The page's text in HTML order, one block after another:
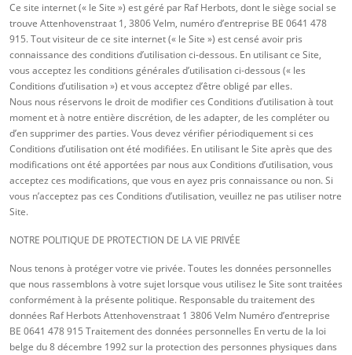
Ce site internet (« le Site ») est géré par Raf Herbots, dont le siège social se
trouve Attenhovenstraat 1, 3806 Velm, numéro d’entreprise BE 0641 478
915. Tout visiteur de ce site internet (« le Site ») est censé avoir pris
connaissance des conditions d’utilisation ci-dessous. En utilisant ce Site,
vous acceptez les conditions générales d’utilisation ci-dessous (« les
Conditions d’utilisation ») et vous acceptez d’être obligé par elles.
Nous nous réservons le droit de modifier ces Conditions d’utilisation à tout
moment et à notre entière discrétion, de les adapter, de les compléter ou
d’en supprimer des parties. Vous devez vérifier périodiquement si ces
Conditions d’utilisation ont été modifiées. En utilisant le Site après que des
modifications ont été apportées par nous aux Conditions d’utilisation, vous
acceptez ces modifications, que vous en ayez pris connaissance ou non. Si
vous n’acceptez pas ces Conditions d’utilisation, veuillez ne pas utiliser notre
Site.
NOTRE POLITIQUE DE PROTECTION DE LA VIE PRIVÉE
Nous tenons à protéger votre vie privée. Toutes les données personnelles
que nous rassemblons à votre sujet lorsque vous utilisez le Site sont traitées
conformément à la présente politique. Responsable du traitement des
données Raf Herbots Attenhovenstraat 1 3806 Velm Numéro d’entreprise
BE 0641 478 915 Traitement des données personnelles En vertu de la loi
belge du 8 décembre 1992 sur la protection des personnes physiques dans